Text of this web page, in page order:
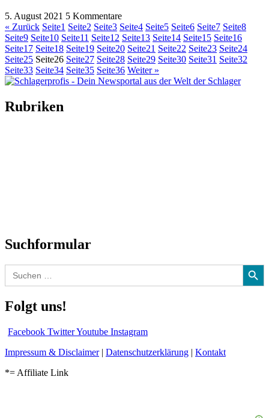
5. August 2021 5 Kommentare
« Zurück Seite1 Seite2 Seite3 Seite4 Seite5 Seite6 Seite7 Seite8
Seite9 Seite10 Seite11 Seite12 Seite13 Seite14 Seite15 Seite16
Seite17 Seite18 Seite19 Seite20 Seite21 Seite22 Seite23 Seite24
Seite25 Seite26 Seite27 Seite28 Seite29 Seite30 Seite31 Seite32
Seite33 Seite34 Seite35 Seite36 Weiter »
Rubriken
Suchformular
Search
for:
Search Button
Folgt uns!
Facebook TwitterYoutube Instagram
Impressum & Disclaimer| Datenschutzerklärung | Kontakt
*= Affiliate Link